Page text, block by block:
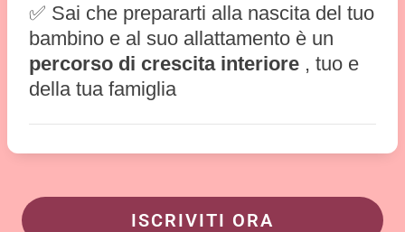
✅ Sai che prepararti alla nascita del tuo
bambino e al suo allattamento è un
percorso di crescita interiore , tuo e
della tua famiglia
ISCRIVITI ORA